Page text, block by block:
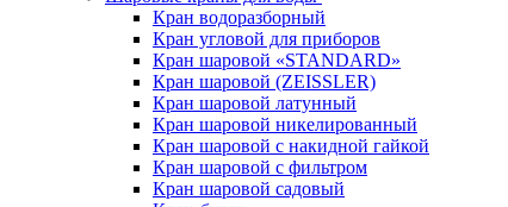
Кран водоразборный
Кран угловой для приборов
Кран шаровой «STANDARD»
Кран шаровой (ZEISSLER)
Кран шаровой латунный
Кран шаровой никелированный
Кран шаровой с накидной гайкой
Кран шаровой с фильтром
Кран шаровой садовый